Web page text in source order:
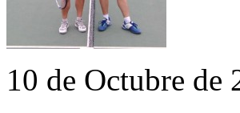
10 de Octubre de